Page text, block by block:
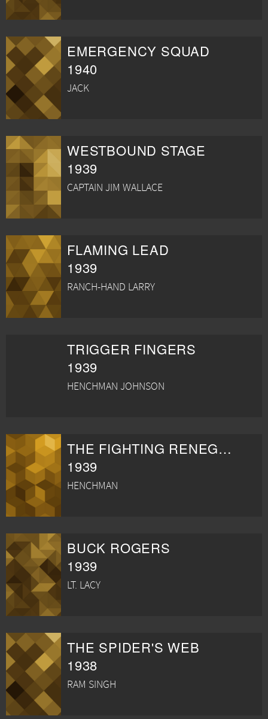
EMERGENCY SQUAD
1940
JACK
WESTBOUND STAGE
1939
CAPTAIN JIM WALLACE
FLAMING LEAD
1939
RANCH-HAND LARRY
TRIGGER FINGERS
1939
HENCHMAN JOHNSON
THE FIGHTING RENEGADE
1939
HENCHMAN
BUCK ROGERS
1939
LT. LACY
THE SPIDER'S WEB
1938
RAM SINGH